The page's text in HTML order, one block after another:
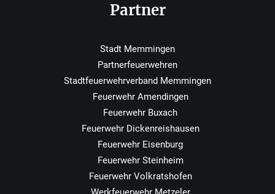
Partner
Stadt Memmingen
Partnerfeuerwehren
Stadtfeuerwehrverband Memmingen
Feuerwehr Amendingen
Feuerwehr Buxach
Feuerwehr Dickenreishausen
Feuerwehr Eisenburg
Feuerwehr Steinheim
Feuerwehr Volkratshofen